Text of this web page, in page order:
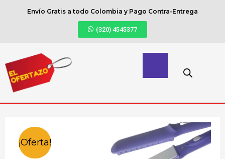
Envío Gratis a todo Colombia y Pago Contra-Entrega
(320) 4545377
¡Oferta!